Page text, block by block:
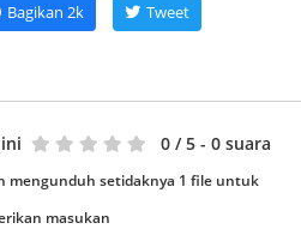
Bagikan 2k Tweet
0 / 5 - 0 suara
mengunduh setidaknya 1 file untuk
masukan